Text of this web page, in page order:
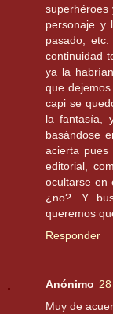
superhéroes
personaje y
pasado,
continuidad
ya la
que
capi se
la fantasía,
basándose
acierta
editorial,
ocultarse en
¿no?. Y
queremos
Responder
Anónimo
Muy de